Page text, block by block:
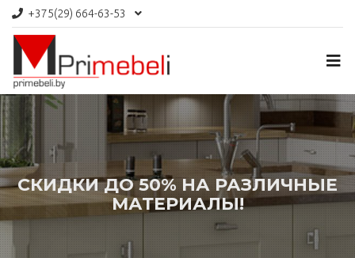
+375(29) 664-63-53
СКИДКИ ДО 50% НА РАЗЛИЧНЫЕ
МАТЕРИАЛЫ!